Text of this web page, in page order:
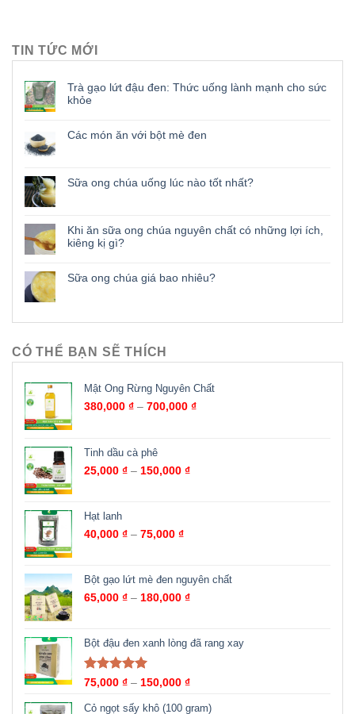
TIN TỨC MỚI
Trà gạo lứt đậu đen: Thức uống lành mạnh cho sức
khỏe
Các món ăn với bột mè đen
Sữa ong chúa uống lúc nào tốt nhất?
Khi ăn sữa ong chúa nguyên chất có những lợi ích,
kiêng kị gì?
Sữa ong chúa giá bao nhiêu?
CÓ THỂ BẠN SẼ THÍCH
Mật Ong Rừng Nguyên Chất
380,000 ₫ – 700,000 ₫
Tinh dầu cà phê
25,000 ₫ – 150,000 ₫
Hạt lanh
40,000 ₫ – 75,000 ₫
Bột gạo lứt mè đen nguyên chất
65,000 ₫ – 180,000 ₫
Bột đậu đen xanh lòng đã rang xay
Được xếp
sao
75,000 ₫ – 150,000 ₫
Cỏ ngọt sấy khô (100 gram)